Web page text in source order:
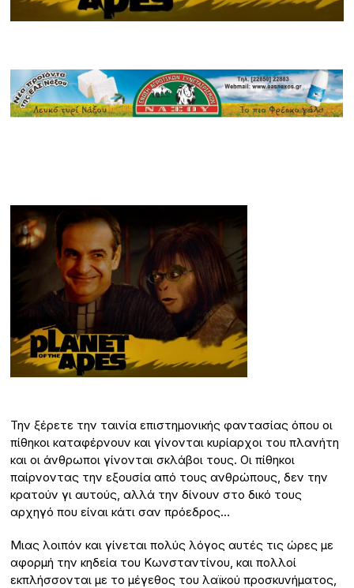
Την ξέρετε την ταινία επιστημονικής φαντασίας όπου οι
πίθηκοι καταφέρνουν και γίνονται κυρίαρχοι του πλανήτη
και οι άνθρωποι γίνονται σκλάβοι τους. Οι πίθηκοι
παίρνοντας την εξουσία από τους ανθρώπους, δεν την
κρατούν γι αυτούς, αλλά την δίνουν στο δικό τους
αρχηγό που είναι κάτι σαν πρόεδρος…
Μιας λοιπόν και γίνεται πολύς λόγος αυτές τις ώρες με
αφορμή την κηδεία του Κωνσταντίνου, και πολλοί
εκπλήσσονται με το μέγεθος του λαϊκού προσκυνήματος,